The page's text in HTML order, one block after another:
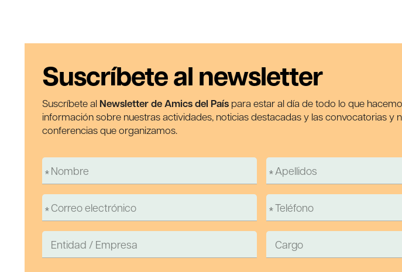
Suscríbete al newsletter
Suscríbete al Newsletter de Amics del País para estar al día de todo lo que
información sobre nuestras actividades, noticias destacadas y las convocatorias y
conferencias que organizamos.